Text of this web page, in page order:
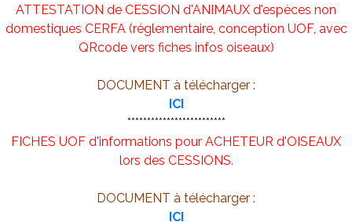
ATTESTATION de CESSION d'ANIMAUX d'espèces non
domestiques CERFA (réglementaire, conception UOF, avec
QRcode vers fiches infos oiseaux)
DOCUMENT à télécharger :
ICI
*************************
FICHES UOF d'informations pour ACHETEUR d'OISEAUX
lors des CESSIONS.
DOCUMENT à télécharger :
ICI